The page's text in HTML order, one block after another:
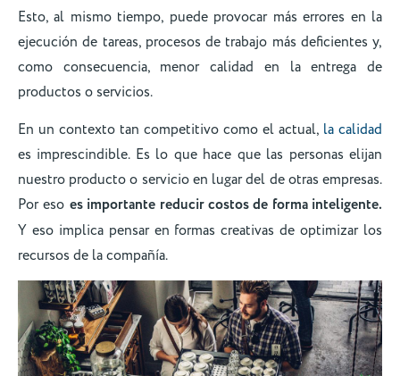
Esto, al mismo tiempo, puede provocar más errores en la
ejecución de tareas, procesos de trabajo más deficientes y,
como consecuencia, menor calidad en la entrega de
productos o servicios.
En un contexto tan competitivo como el actual, la calidad
es imprescindible. Es lo que hace que las personas elijan
nuestro producto o servicio en lugar del de otras empresas.
Por eso es importante reducir costos de forma inteligente.
Y eso implica pensar en formas creativas de optimizar los
recursos de la compañía.